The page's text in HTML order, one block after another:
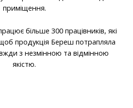
приміщення.
більше 300 працівників, які
продукція Береш потрапляла
з незмінною та відмінною
якістю.